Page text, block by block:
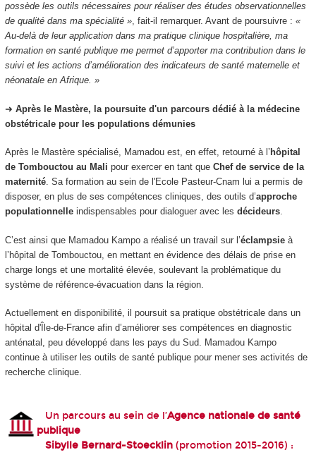
possède les outils nécessaires pour réaliser des études observationnelles
de qualité dans ma spécialité », fait-il remarquer. Avant de poursuivre : «
Au-delà de leur application dans ma pratique clinique hospitalière, ma
formation en santé publique me permet d’apporter ma contribution dans le
suivi et les actions d’amélioration des indicateurs de santé maternelle et
néonatale en Afrique. »
➜ Après le Mastère, la poursuite d'un parcours dédié à la médecine
obstétricale pour les populations démunies
Après le Mastère spécialisé, Mamadou est, en effet, retourné à l’ hôpital
de Tombouctou au Mali pour exercer en tant que Chef de service de la
maternité. Sa formation au sein de l'Ecole Pasteur-Cnam lui a permis de
disposer, en plus de ses compétences cliniques, des outils d’approche
populationnelle indispensables pour dialoguer avec les décideurs.
C’est ainsi que Mamadou Kampo a réalisé un travail sur l’éclampsieà
l’hôpital de Tombouctou, en mettant en évidence des délais de prise en
charge longs et une mortalité élevée, soulevant la problématique du
système de référence-évacuation dans la région.
Actuellement en disponibilité, il poursuit sa pratique obstétricale dans un
hôpital d'Île-de-France afin d’améliorer ses compétences en diagnostic
anténatal, peu développé dans les pays du Sud. Mamadou Kampo
continue à utiliser les outils de santé publique pour mener ses activités de
recherche clinique.
Un parcours au sein de l’Agence nationale de santé
publique
Sibylle Bernard-Stoecklin (promotion 2015-2016) :